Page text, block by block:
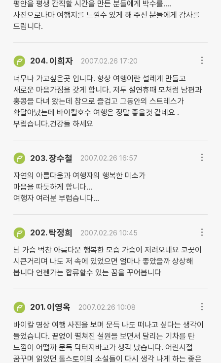
평안을 평생 간직할 시간을 만든 분들에게 박수를....
사진으로나마 여행지를 느낄수 있게 해 주신 분들에게 감사를
드립니다.
204. 이희자 2007.02.26 17:20
너무나 가고싶은곳 입니다. 항상 여행이란 설레게 만들고
새로운 마음가짐을 갖게 합니다. 저두 설연휴때 모처럼 남편과
홍콩을 다녀 왔는데 참으로 즐겁고 그동안의 스트레스가
확달아났는데 바이칼호수 여행은 정말 좋을것 같네요 .
부럽습니다.건강들 하세요
203.장수철 2007.02.26 16:57
자연의 아름다움과 여행자의 행복한 미소가
마음을 따듯하게 합니다...
여행자 여러분 부럽습니다...
202. 탁정희 2007.02.26 10:45
넘 가슴 벅찬 아름다운 행복한 모습 가슴이 저려오네요 코끗이
시큰거리며 나도 저 속에 있었으면 얼마나 좋았을까 상상해
봅니다 언젠가는 합류할수 있는 꿈을 꾸어봅니다
201. 이영옥 2007.02.26 10:08
바이칼 명상 여행 사진을 보며 문득 나도 떠나고 싶다는 생각이
들었습니다. 끝없이 펼쳐진 설원을 보면서 달리는 기차를 탄
느낌이 어떨까 문득 닥터지바고가 생각 났습니다. 어린시절
꿈꾸며 읽었던 톨스토이의 소설들이 다시 생각 나게 하는 좋은